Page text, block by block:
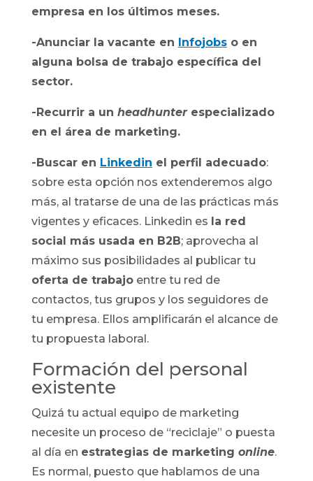
empresa en los últimos meses.
-Anunciar la vacante en Infojobso en
alguna bolsa de trabajo específica del
sector.
-Recurrir a un headhunterespecializado
en el área de marketing.
-Buscar en Linkedin el perfil adecuado:
sobre esta opción nos extenderemos algo
más, al tratarse de una de las prácticas más
vigentes y eficaces. Linkedin es la red
social más usada en B2B; aprovecha al
máximo sus posibilidades al publicar tu
oferta de trabajoentre tu red de
contactos, tus grupos y los seguidores de
tu empresa. Ellos amplificarán el alcance de
tu propuesta laboral.
Formación del personal
existente
Quizá tu actual equipo de marketing
necesite un proceso de “reciclaje” o puesta
al día en estrategias de marketing online.
Es normal, puesto que hablamos de una